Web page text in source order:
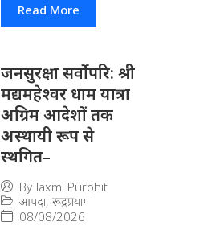
Read More
जनसुरक्षा सर्वोपरि: श्री
मद्यमहेश्वर धाम यात्रा
अग्रिम आदेशों तक
अस्थायी रूप से
स्थगित–
By laxmi Purohit
आपदा, रूद्रप्रयाग
08/08/2026